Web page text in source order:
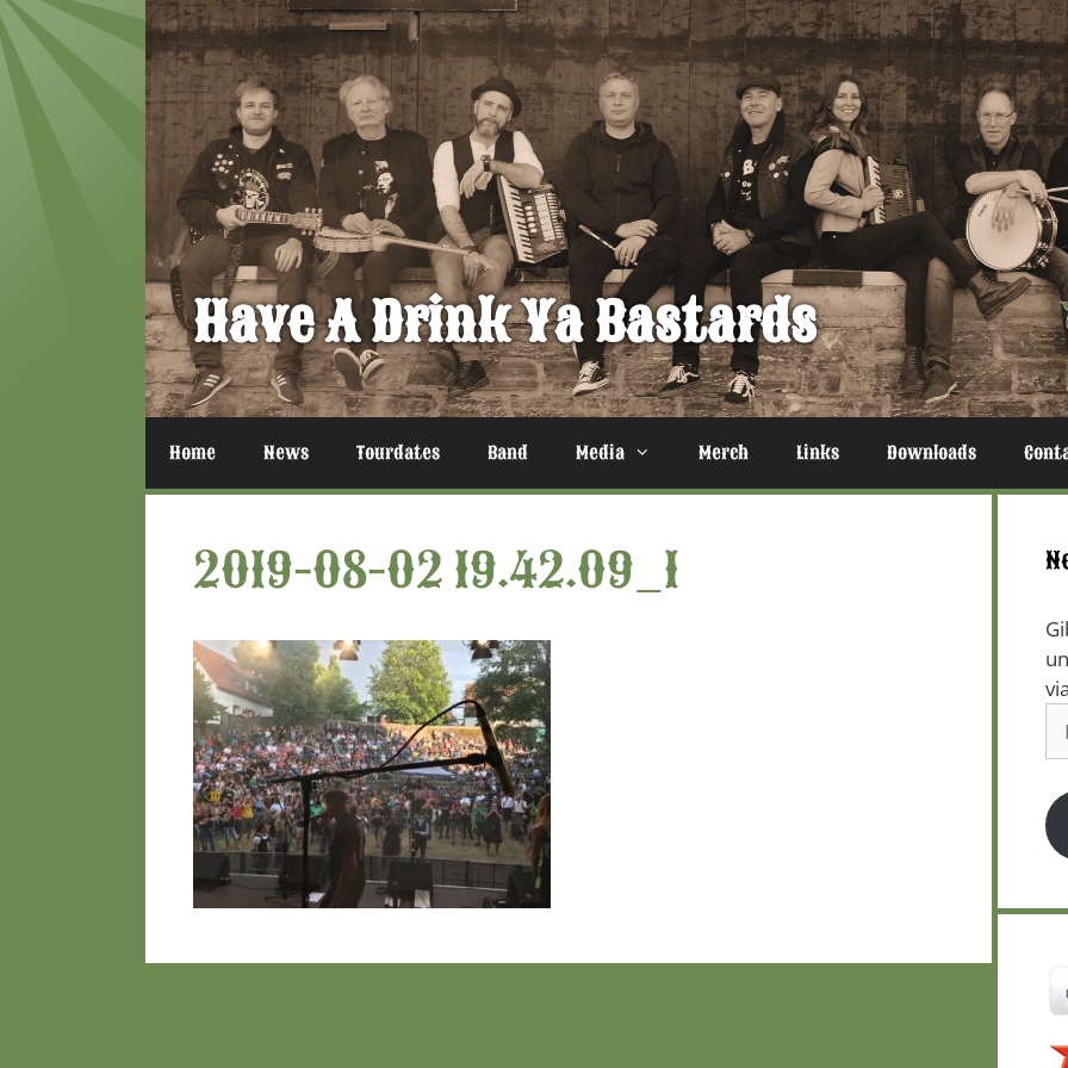
Zum
Inhalt
springen
Have A Drink Ya Bastards
Home News Tourdates Band Media Merch Links Downloads
2019-08-02 19.42.09_1